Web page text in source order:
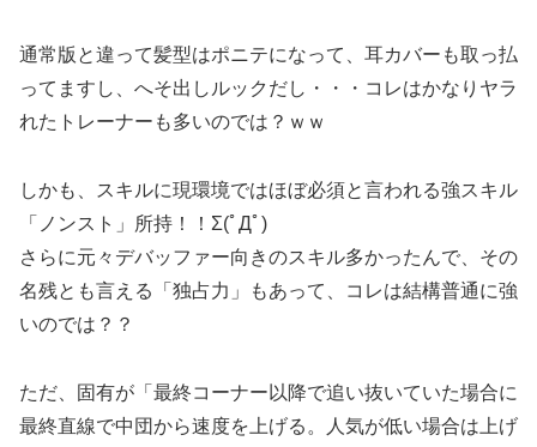
通常版と違って髪型はポニテになって、耳カバーも取っ払
ってますし、へそ出しルックだし・・・コレはかなりヤラ
れたトレーナーも多いのでは？ｗｗ
しかも、スキルに現環境ではほぼ必須と言われる強スキル
「ノンスト」所持！！Σ(ﾟДﾟ)
さらに元々デバッファー向きのスキル多かったんで、その
名残とも言える「独占力」もあって、コレは結構普通に強
いのでは？？
ただ、固有が「最終コーナー以降で追い抜いていた場合に
最終直線で中団から速度を上げる。人気が低い場合は上げ